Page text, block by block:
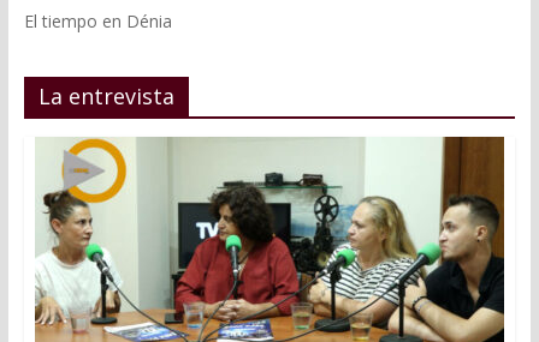
El tiempo en Dénia
La entrevista